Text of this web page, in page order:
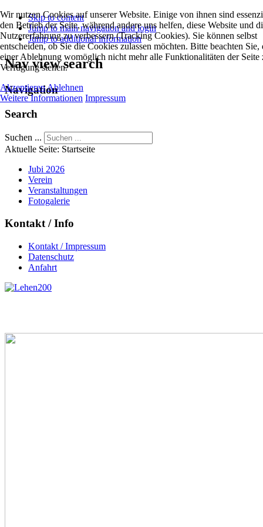
Skip to content
Jump to main navigation and login
Jump to additional information
Nav view search
Navigation
Search
Suchen ...
Aktuelle Seite: Startseite
Jubi 2026
Verein
Veranstaltungen
Fotogalerie
Kontakt / Info
Kontakt / Impressum
Datenschutz
Anfahrt
Wir nutzen Cookies auf unserer Website. Einige von ihnen sind
den Betrieb der Seite, während andere uns helfen, diese Website und
Nutzererfahrung zu verbessern (Tracking Cookies). Sie können selbst
entscheiden, ob Sie die Cookies zulassen möchten. Bitte beachten Sie,
einer Ablehnung womöglich nicht mehr alle Funktionalitäten der Seite
Verfügung stehen.
AkzeptierenAblehnen
Weitere Informationen Impressum